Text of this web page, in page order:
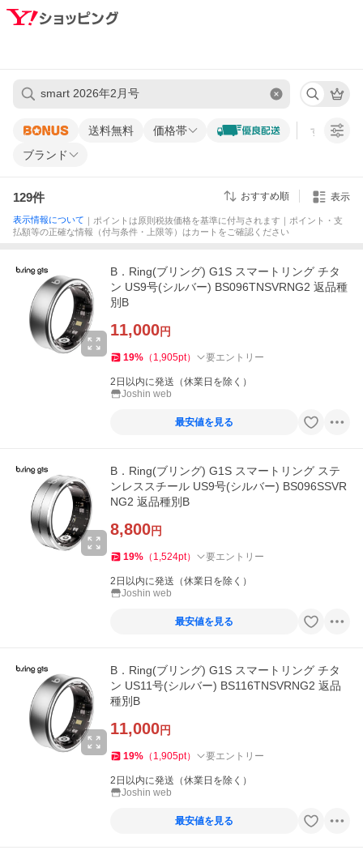
送料無料 価格帯 すべての条
ブランド
129件 おすすめ順 表示
表示情報について ｜ポイントは原則税抜価格を基準に付与されます｜ポイント・支
払額等の正確な情報（付与条件・上限等）はカートをご確認ください
B．Ring(ブリング) G1S スマートリング チタ
ン US9号(シルバー) BS096TNSVRNG2 返品種
別B
11,000円
19% （ 1,905pt） 要エントリー
2日以内に発送（休業日を除く）
Joshin web
最安値を見る
B．Ring(ブリング) G1S スマートリング ステ
ンレススチール US9号(シルバー) BS096SSVR
NG2 返品種別B
8,800円
19% （ 1,524pt） 要エントリー
2日以内に発送（休業日を除く）
Joshin web
最安値を見る
B．Ring(ブリング) G1S スマートリング チタ
ン US11号(シルバー) BS116TNSVRNG2 返品
種別B
11,000円
19% （ 1,905pt） 要エントリー
2日以内に発送（休業日を除く）
Joshin web
最安値を見る